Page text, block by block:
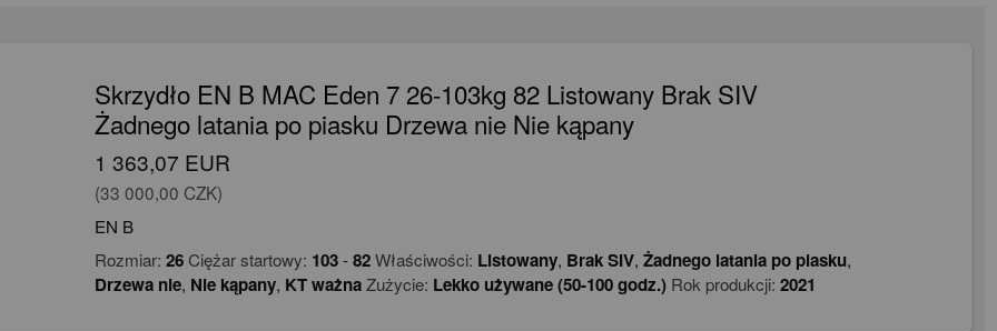
Skrzydło EN B MAC Eden 7 26-103kg 82 Listowany Brak SIV
Żadnego latania po piasku Drzewa nie Nie kąpany
1 363,07 EUR
(33 000,00 CZK)
EN B
Rozmiar: 26Ciężar startowy: 103-82Właściwości: Listowany, Brak SIV, Żadnego latania po piasku,
Drzewa nie, Nie kąpany, KT ważnaZużycie: Lekko używane (50-100 godz.)Rok produkcji: 2021